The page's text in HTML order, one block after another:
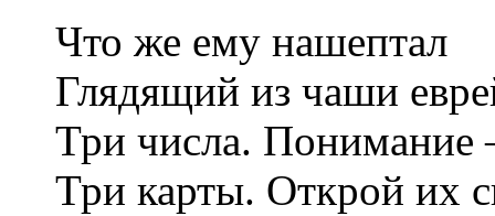
Что же ему нашептал
Глядящий из чаши
Три числа.
Три карты. Открой их